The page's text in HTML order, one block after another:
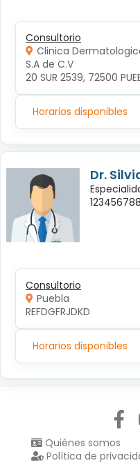
Consultorio
Clinica
S.A de C.V
20 SUR 2539, 72500
Horarios disponibles
Dr.
Consultorio
Puebla
REFDGFRJDKD
Horarios disponibles
Quiénes somos
Política de